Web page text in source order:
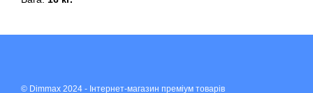
© Dimmax 2024 - Інтернет-магазин преміум товарів